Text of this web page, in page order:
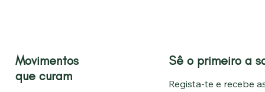
Movimentos
que curam
Sê o primeiro a
Regista-te e recebe